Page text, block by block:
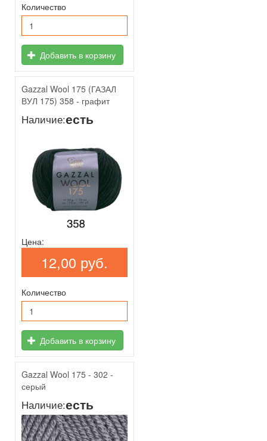
Количество
Добавить в корзину
Gazzal Wool 175 (ГАЗАЛ
ВУЛ 175) 358 - графит
Наличие:есть
Цена:
12,00 руб.
Количество
Добавить в корзину
Gazzal Wool 175 - 302 -
серый
Наличие:есть